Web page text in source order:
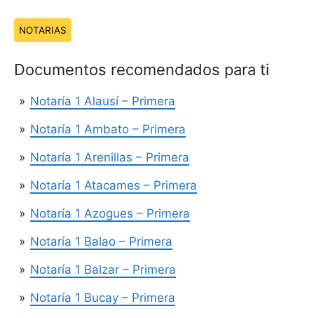
Temas:
NOTARIAS
Documentos recomendados para ti
Notaría 1 Alausí – Primera
Notaría 1 Ambato – Primera
Notaría 1 Arenillas – Primera
Notaría 1 Atacames – Primera
Notaría 1 Azogues – Primera
Notaría 1 Balao – Primera
Notaría 1 Balzar – Primera
Notaría 1 Bucay – Primera